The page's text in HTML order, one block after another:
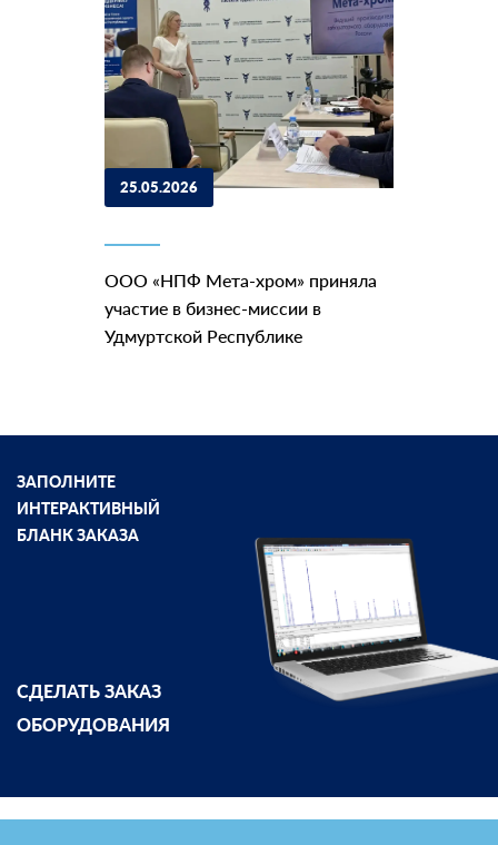
25.05.2026
ООО «НПФ Мета-хром» приняла
участие в бизнес-миссии в
Удмуртской Республике
ЗАПОЛНИТЕ
ИНТЕРАКТИВНЫЙ
БЛАНК ЗАКАЗА
СДЕЛАТЬ ЗАКАЗ
ОБОРУДОВАНИЯ